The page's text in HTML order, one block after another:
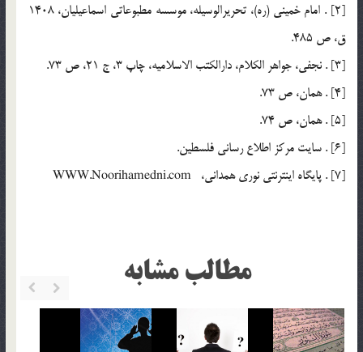
[2] . امام خميني (ره)، تحريرالوسيله، موسسه مطبوعاتي اسماعيليان، 1408
ق، ص 485.
[3] . نجفي، جواهر الكلام، دارالكتب الاسلاميه، چاپ 3، ج 21، ص 73.
[4] . همان، ص 73.
[5] . همان، ص 74.
[6] . سايت مركز اطلاع رساني فلسطين.
[7] . پايگاه اينترنتي نوري همداني، WWW.Noorihamedni.com
مطالب مشابه